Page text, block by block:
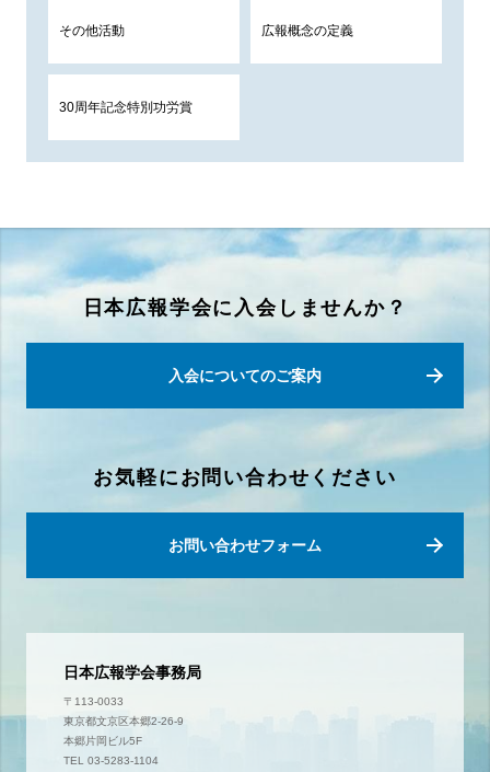
その他活動 広報概念の定義
30周年記念特別功労賞
日本広報学会に入会しませんか？
入会についてのご案内
お気軽にお問い合わせください
お問い合わせフォーム
日本広報学会事務局
〒113-0033
東京都文京区本郷2-26-9
本郷片岡ビル5F
TEL 03-5283-1104